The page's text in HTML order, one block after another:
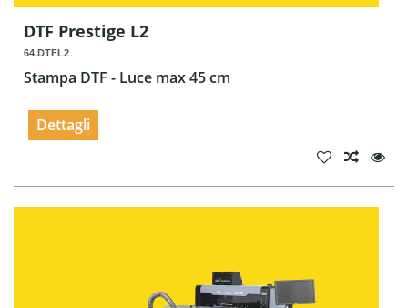
DTF Prestige L2
64.DTFL2
Stampa DTF - Luce max 45 cm
Dettagli